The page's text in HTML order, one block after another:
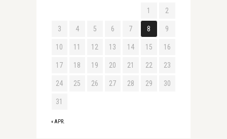
« APR.
1 2
3 4 5 6 7 8 9
10 11 12 13 14 15 16
17 18 19 20 21 22 23
24 25 26 27 28 29 30
31